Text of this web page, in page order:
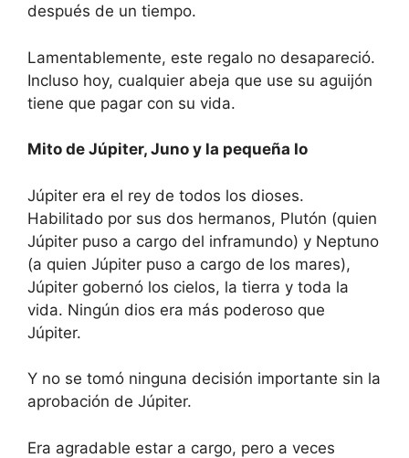
después de un tiempo.
Lamentablemente, este regalo no desapareció.
Incluso hoy, cualquier abeja que use su aguijón
tiene que pagar con su vida.
Mito de Júpiter, Juno y la pequeña Io
Júpiter era el rey de todos los dioses.
Habilitado por sus dos hermanos, Plutón (quien
Júpiter puso a cargo del inframundo) y Neptuno
(a quien Júpiter puso a cargo de los mares),
Júpiter gobernó los cielos, la tierra y toda la
vida. Ningún dios era más poderoso que
Júpiter.
Y no se tomó ninguna decisión importante sin la
aprobación de Júpiter.
Era agradable estar a cargo, pero a veces